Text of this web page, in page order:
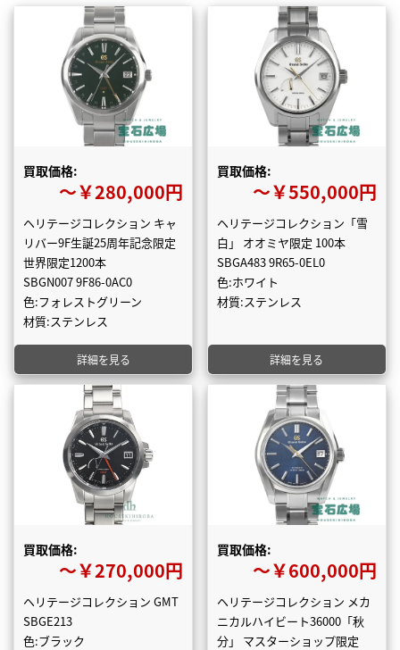
買取価格:
〜￥280,000円
ヘリテージコレクション キャ
リバー9F生誕25周年記念限定
世界限定1200本
SBGN007 9F86-0AC0
色:フォレストグリーン
材質:ステンレス
詳細を見る
買取価格:
〜￥550,000円
ヘリテージコレクション「雪
白」 オオミヤ限定 100本
SBGA483 9R65-0EL0
色:ホワイト
材質:ステンレス
詳細を見る
買取価格:
〜￥270,000円
ヘリテージコレクション GMT
SBGE213
色:ブラック
買取価格:
〜￥600,000円
ヘリテージコレクション メカ
ニカルハイビート36000「秋
分」 マスターショップ限定